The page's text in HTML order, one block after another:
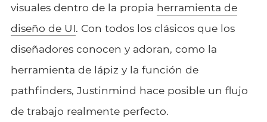
visuales dentro de la propia herramienta de
diseño de UI. Con todos los clásicos que los
diseñadores conocen y adoran, como la
herramienta de lápiz y la función de
pathfinders, Justinmind hace posible un flujo
de trabajo realmente perfecto.